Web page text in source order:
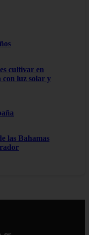
cultivar en
con luz solar y
las Bahamas